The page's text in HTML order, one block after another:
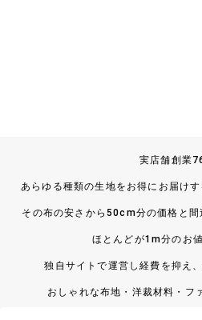
実店舗創業
あらゆる種類の生地をお得にお届け
その布の安さから50cm分の価格と間
ほとんどが1m分のお
独自サイトで運営し経費を抑え
おしゃれな布地・洋裁材料・フ